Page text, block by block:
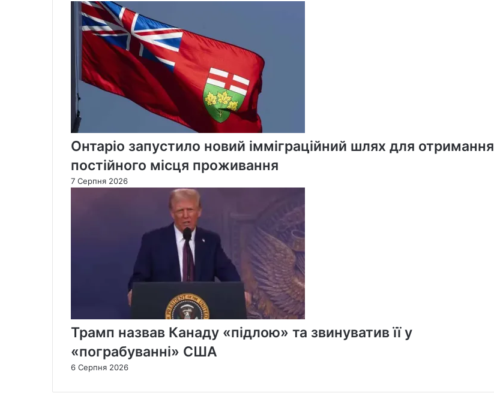
Онтаріо запустило новий імміграційний шлях для отримання
постійного місця проживання
7 Серпня 2026
Трамп назвав Канаду «підлою» та звинуватив її у
«пограбуванні» США
6 Серпня 2026